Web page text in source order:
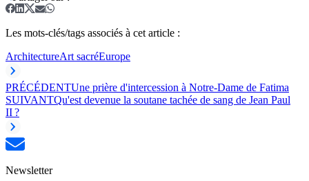
Les mots-clés/tags associés à cet article :
ArchitectureArt sacréEurope
PRÉCÉDENTUne prière d'intercession à Notre-Dame de Fatima
SUIVANTQu'est devenue la soutane tachée de sang de Jean Paul
II ?
Newsletter